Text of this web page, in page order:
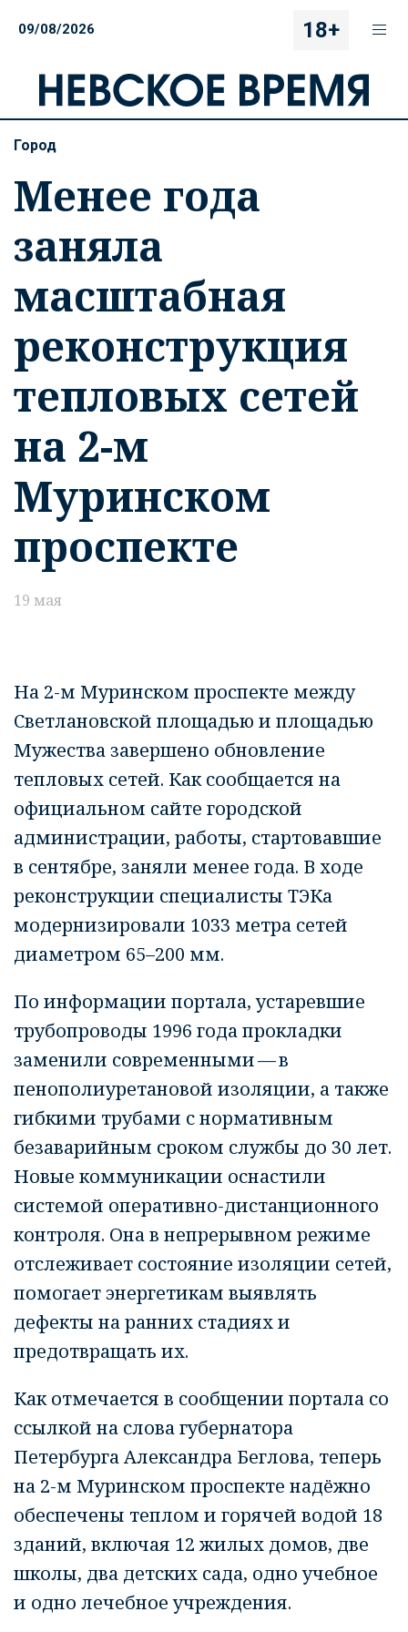
09/08/2026 18+
Город
Менее года
заняла
масштабная
реконструкция
тепловых сетей
на 2-м
Муринском
проспекте
19 мая
На 2-м Муринском проспекте между
Светлановской площадью и площадью
Мужества завершено обновление
тепловых сетей. Как сообщается на
официальном сайте городской
администрации, работы, стартовавшие
в сентябре, заняли менее года. В ходе
реконструкции специалисты ТЭКа
модернизировали 1033 метра сетей
диаметром 65–200 мм.
По информации портала, устаревшие
трубопроводы 1996 года прокладки
заменили современными — в
пенополиуретановой изоляции, а также
гибкими трубами с нормативным
безаварийным сроком службы до 30 лет.
Новые коммуникации оснастили
системой оперативно-дистанционного
контроля. Она в непрерывном режиме
отслеживает состояние изоляции сетей,
помогает энергетикам выявлять
дефекты на ранних стадиях и
предотвращать их.
Как отмечается в сообщении портала со
ссылкой на слова губернатора
Петербурга Александра Беглова, теперь
на 2-м Муринском проспекте надёжно
обеспечены теплом и горячей водой 18
зданий, включая 12 жилых домов, две
школы, два детских сада, одно учебное
и одно лечебное учреждения.